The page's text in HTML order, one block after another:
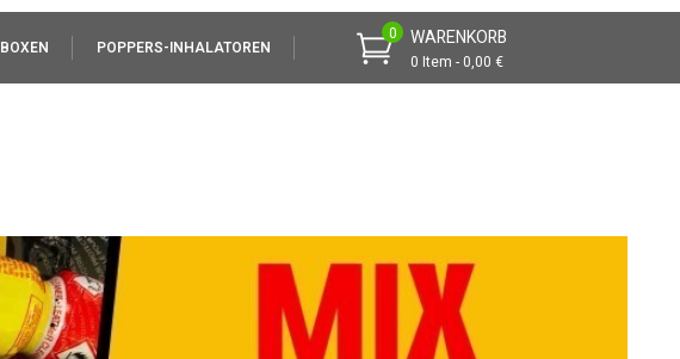
WARENKORB
0 Item - 0,00 €
0
BOXEN POPPERS-INHALATOREN